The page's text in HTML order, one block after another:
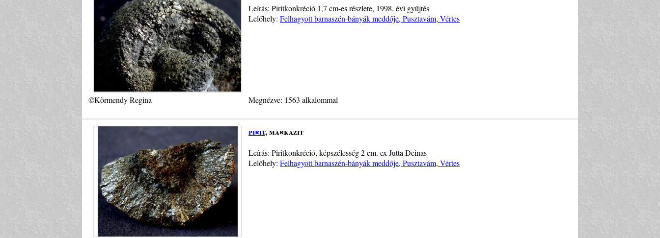
Leírás: Piritkonkréció 1,7 cm-es részlete, 1998. évi gyűjtés
Lelőhely: Felhagyott barnaszén-bányák meddője, Pusztavám, Vértes
©Körmendy Regina Megnézve: 1563 alkalommal
pirit, markazit
Leírás: Piritkonkréció, képszélesség 2 cm. ex Jutta Deinas
Lelőhely: Felhagyott barnaszén-bányák meddője, Pusztavám, Vértes